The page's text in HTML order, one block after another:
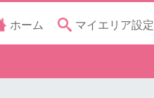
ホーム マイエリア設定